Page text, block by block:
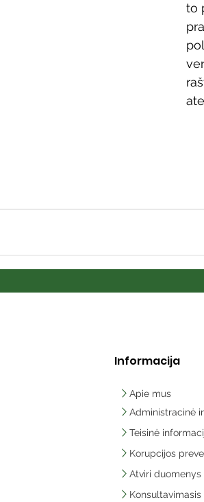
to
Informacija
Apie mus
Administracinė
Teisinė
Korupcijos
Atviri duomenys